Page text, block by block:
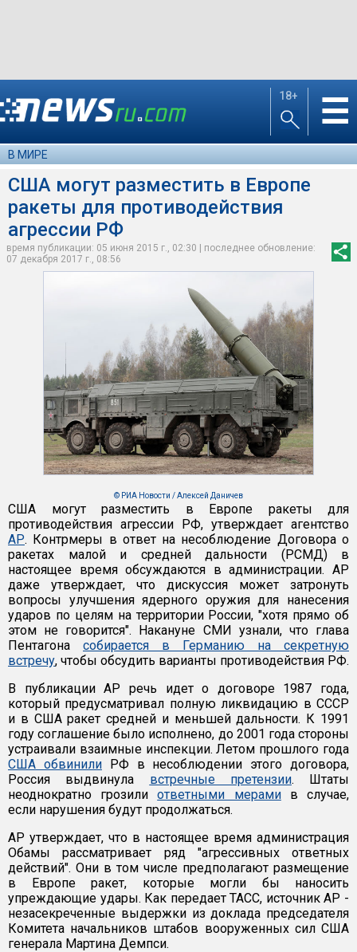
18+ ☰
В МИРЕ
США могут разместить в Европе
ракеты для противодействия
агрессии РФ
время публикации: 05 июня 2015 г., 02:30 | последнее обновление:
07 декабря 2017 г., 08:56
© РИА Новости / Алексей Даничев
США могут разместить в Европе ракеты для
противодействия агрессии РФ, утверждает агентство
АР. Контрмеры в ответ на несоблюдение Договора о
ракетах малой и средней дальности (РСМД) в
настоящее время обсуждаются в администрации. АР
даже утверждает, что дискуссия может затронуть
вопросы улучшения ядерного оружия для нанесения
ударов по целям на территории России, "хотя прямо об
этом не говорится". Накануне СМИ узнали, что глава
Пентагона собирается в Германию на секретную
встречу, чтобы обсудить варианты противодействия РФ.
В публикации АР речь идет о договоре 1987 года,
который предусматривал полную ликвидацию в СССР
и в США ракет средней и меньшей дальности. К 1991
году соглашение было исполнено, до 2001 года стороны
устраивали взаимные инспекции. Летом прошлого года
США обвинилиРФ в несоблюдении этого договора,
Россия выдвинула встречные претензии. Штаты
неоднократно грозилиответными мерамив случае,
если нарушения будут продолжаться.
АР утверждает, что в настоящее время администрация
Обамы рассматривает ряд "агрессивных ответных
действий". Они в том числе предполагают размещение
в Европе ракет, которые могли бы наносить
упреждающие удары. Как передает ТАСС, источник АР -
незасекреченные выдержки из доклада председателя
Комитета начальников штабов вооруженных сил США
генерала Мартина Демпси.